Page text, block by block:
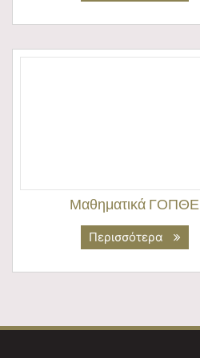
Μαθηματικά ΓΟΠΘΕ
Περισσότερα